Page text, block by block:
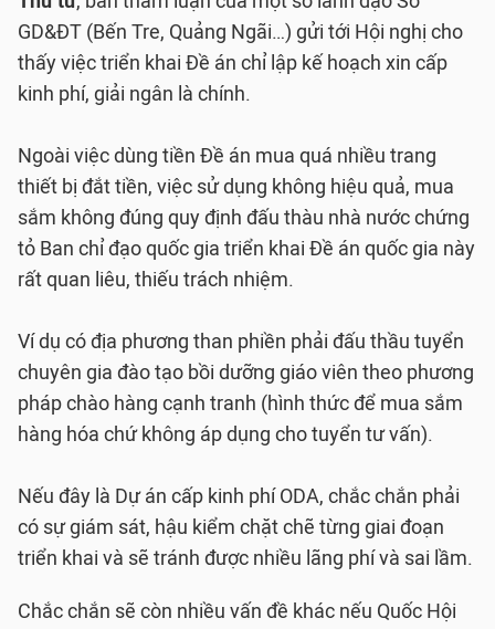
GD&ĐT (Bến Tre, Quảng Ngãi…) gửi tới Hội nghị cho
thấy việc triển khai Đề án chỉ lập kế hoạch xin cấp
kinh phí, giải ngân là chính.
Ngoài việc dùng tiền Đề án mua quá nhiều trang
thiết bị đắt tiền, việc sử dụng không hiệu quả, mua
sắm không đúng quy định đấu thàu nhà nước chứng
tỏ Ban chỉ đạo quốc gia triển khai Đề án quốc gia này
rất quan liêu, thiếu trách nhiệm.
Ví dụ có địa phương than phiền phải đấu thầu tuyển
chuyên gia đào tạo bồi dưỡng giáo viên theo phương
pháp chào hàng cạnh tranh (hình thức để mua sắm
hàng hóa chứ không áp dụng cho tuyển tư vấn).
Nếu đây là Dự án cấp kinh phí ODA, chắc chắn phải
có sự giám sát, hậu kiểm chặt chẽ từng giai đoạn
triển khai và sẽ tránh được nhiều lãng phí và sai lầm.
Chắc chắn sẽ còn nhiều vấn đề khác nếu Quốc Hội